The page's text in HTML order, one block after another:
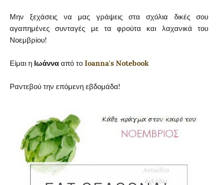
Μην ξεχάσεις να μας γράψεις στα σχόλια δικές σου
αγαπημένες συνταγές με τα φρούτα και λαχανικά του
Νοεμβρίου!
Είμαι η Ιωάννα από το Ioanna's Notebook
Ραντεβού την επόμενη εβδομάδα!